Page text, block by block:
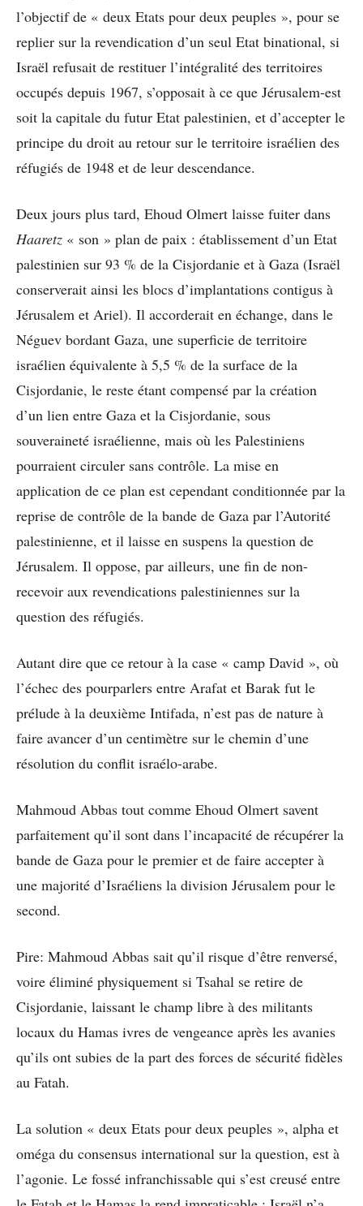
l’objectif de « deux Etats pour deux peuples », pour se
replier sur la revendication d’un seul Etat binational, si
Israël refusait de restituer l’intégralité des territoires
occupés depuis 1967, s’opposait à ce que Jérusalem-est
soit la capitale du futur Etat palestinien, et d’accepter le
principe du droit au retour sur le territoire israélien des
réfugiés de 1948 et de leur descendance.
Deux jours plus tard, Ehoud Olmert laisse fuiter dans
Haaretz « son » plan de paix : établissement d’un Etat
palestinien sur 93 % de la Cisjordanie et à Gaza (Israël
conserverait ainsi les blocs d’implantations contigus à
Jérusalem et Ariel). Il accorderait en échange, dans le
Néguev bordant Gaza, une superficie de territoire
israélien équivalente à 5,5 % de la surface de la
Cisjordanie, le reste étant compensé par la création
d’un lien entre Gaza et la Cisjordanie, sous
souveraineté israélienne, mais où les Palestiniens
pourraient circuler sans contrôle. La mise en
application de ce plan est cependant conditionnée par la
reprise de contrôle de la bande de Gaza par l’Autorité
palestinienne, et il laisse en suspens la question de
Jérusalem. Il oppose, par ailleurs, une fin de non-
recevoir aux revendications palestiniennes sur la
question des réfugiés.
Autant dire que ce retour à la case « camp David », où
l’échec des pourparlers entre Arafat et Barak fut le
prélude à la deuxième Intifada, n’est pas de nature à
faire avancer d’un centimètre sur le chemin d’une
résolution du conflit israélo-arabe.
Mahmoud Abbas tout comme Ehoud Olmert savent
parfaitement qu’il sont dans l’incapacité de récupérer la
bande de Gaza pour le premier et de faire accepter à
une majorité d’Israéliens la division Jérusalem pour le
second.
Pire: Mahmoud Abbas sait qu’il risque d’être renversé,
voire éliminé physiquement si Tsahal se retire de
Cisjordanie, laissant le champ libre à des militants
locaux du Hamas ivres de vengeance après les avanies
qu’ils ont subies de la part des forces de sécurité fidèles
au Fatah.
La solution « deux Etats pour deux peuples », alpha et
oméga du consensus international sur la question, est à
l’agonie. Le fossé infranchissable qui s’est creusé entre